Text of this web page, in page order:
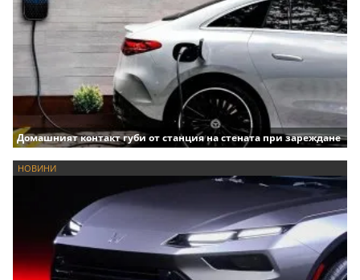
Домашният контакт губи от станция на стената при зареждане
НОВИНИ